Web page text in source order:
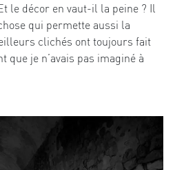
le décor en vaut-il la peine ? Il
qui permette aussi la
clichés ont toujours fait
que je n’avais pas imaginé à